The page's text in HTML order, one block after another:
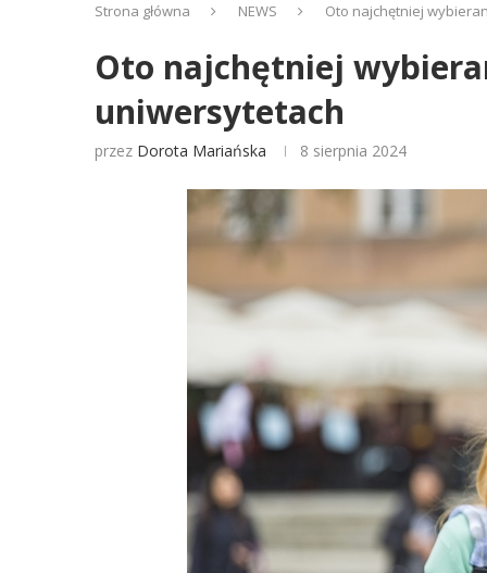
Strona główna NEWS Oto najchętniej
Oto najchętniej
uniwersytetach
przez Dorota Mariańska 8 sierpnia 2024